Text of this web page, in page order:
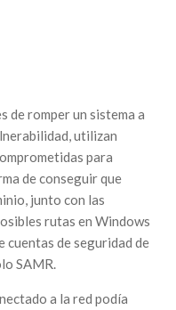
de romper un sistema a
utilizan
para
de conseguir que
junto con las
rutas en Windows
cuentas de seguridad de
SAMR.
a la red podía